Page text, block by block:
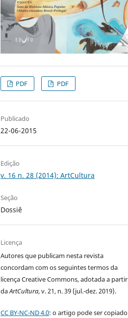
PDF PDF
Publicado
22-06-2015
Edição
v. 16 n. 28 (2014): ArtCultura
Seção
Dossiê
Licença
Autores que publicam nesta revista
concordam com os seguintes termos da
licença Creative Commons, adotada a partir
daArtCultura, v. 21, n. 39 (jul.-dez. 2019).
CC BY-NC-ND 4.0: o artigo pode ser copiado